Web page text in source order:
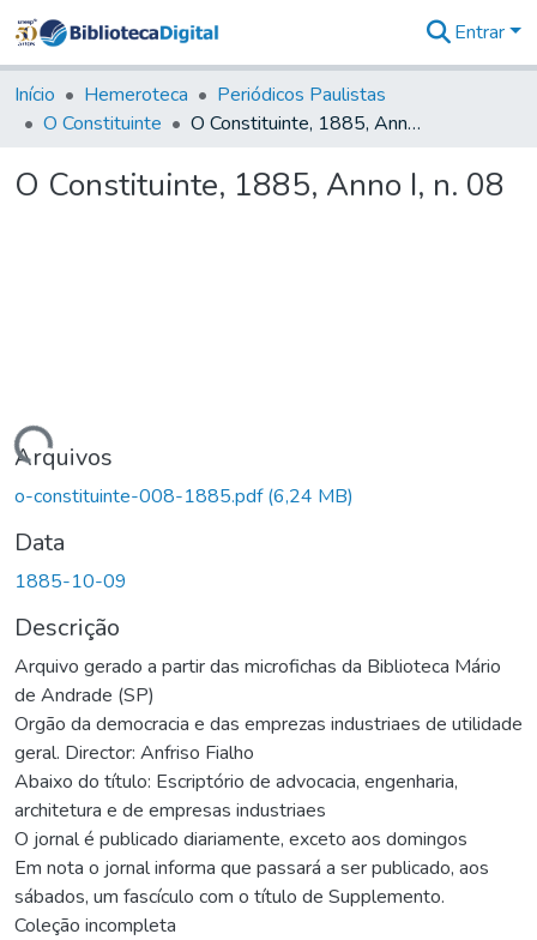
&
Coleções
Tudo na
Digital
Entrar
Início Hemeroteca
Periódicos Paulistas
O Constituinte
O Constituinte, 1885, Anno I, n. 08
O Constituinte, 1885, Anno I, n. 08
Arquivos
o-constituinte-008-1885.pdf(6,24 MB)
Data
1885-10-09
Descrição
Arquivo gerado a partir das microfichas da Biblioteca Mário
de Andrade (SP)
Orgão da democracia e das emprezas industriaes de utilidade
geral. Director: Anfriso Fialho
Abaixo do título: Escriptório de advocacia, engenharia,
architetura e de empresas industriaes
O jornal é publicado diariamente, exceto aos domingos
Em nota o jornal informa que passará a ser publicado, aos
sábados, um fascículo com o título de Supplemento.
Coleção incompleta